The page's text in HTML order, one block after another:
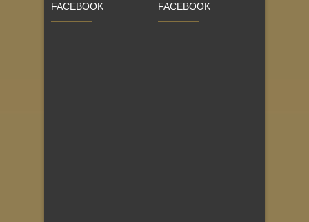
FACEBOOK FACEBOOK